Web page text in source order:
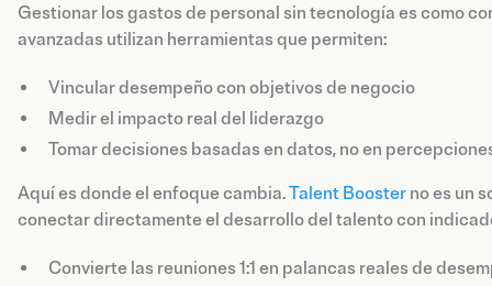
Gestionar los gastos de personal sin tecnología es como
avanzadas utilizan herramientas que permiten:
Vincular desempeño con objetivos de negocio
Medir el impacto real del liderazgo
Tomar decisiones basadas en datos, no en
Aquí es donde el enfoque cambia.Talent Booster no es un
conectar directamente el desarrollo del talento con
Convierte las reuniones 1:1 en palancas reales de